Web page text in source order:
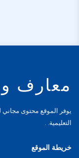
معارف
يوفر الموقع محتوى مجاني
التعليمية. .
خريطة الموقع